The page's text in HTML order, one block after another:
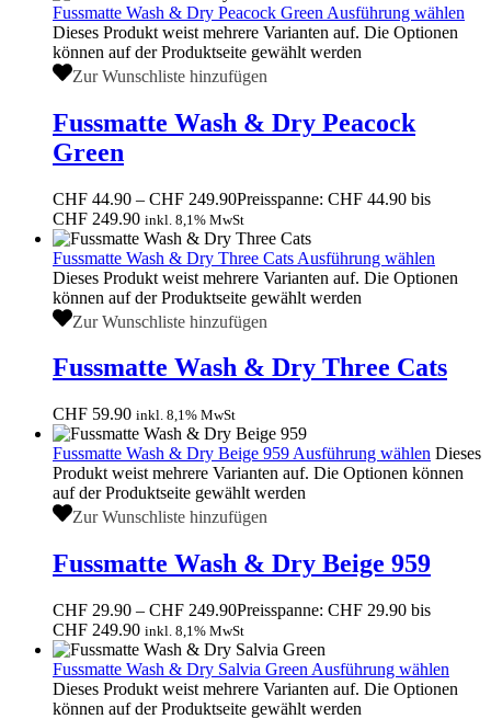
Fussmatte Wash & Dry Peacock Green Ausführung wählen
Dieses Produkt weist mehrere Varianten auf. Die Optionen
können auf der Produktseite gewählt werden
Zur Wunschliste hinzufügen
Fussmatte Wash & Dry Peacock
Green
CHF 44.90 – CHF 249.90Preisspanne: CHF 44.90 bis
CHF 249.90 inkl. 8,1% MwSt
Fussmatte Wash & Dry Three Cats Ausführung wählen
Dieses Produkt weist mehrere Varianten auf. Die Optionen
können auf der Produktseite gewählt werden
Zur Wunschliste hinzufügen
Fussmatte Wash & Dry Three Cats
CHF 59.90 inkl. 8,1% MwSt
Fussmatte Wash & Dry Beige 959 Ausführung wählen Dieses
Produkt weist mehrere Varianten auf. Die Optionen können
auf der Produktseite gewählt werden
Zur Wunschliste hinzufügen
Fussmatte Wash & Dry Beige 959
CHF 29.90 – CHF 249.90Preisspanne: CHF 29.90 bis
CHF 249.90 inkl. 8,1% MwSt
Fussmatte Wash & Dry Salvia Green Ausführung wählen
Dieses Produkt weist mehrere Varianten auf. Die Optionen
können auf der Produktseite gewählt werden